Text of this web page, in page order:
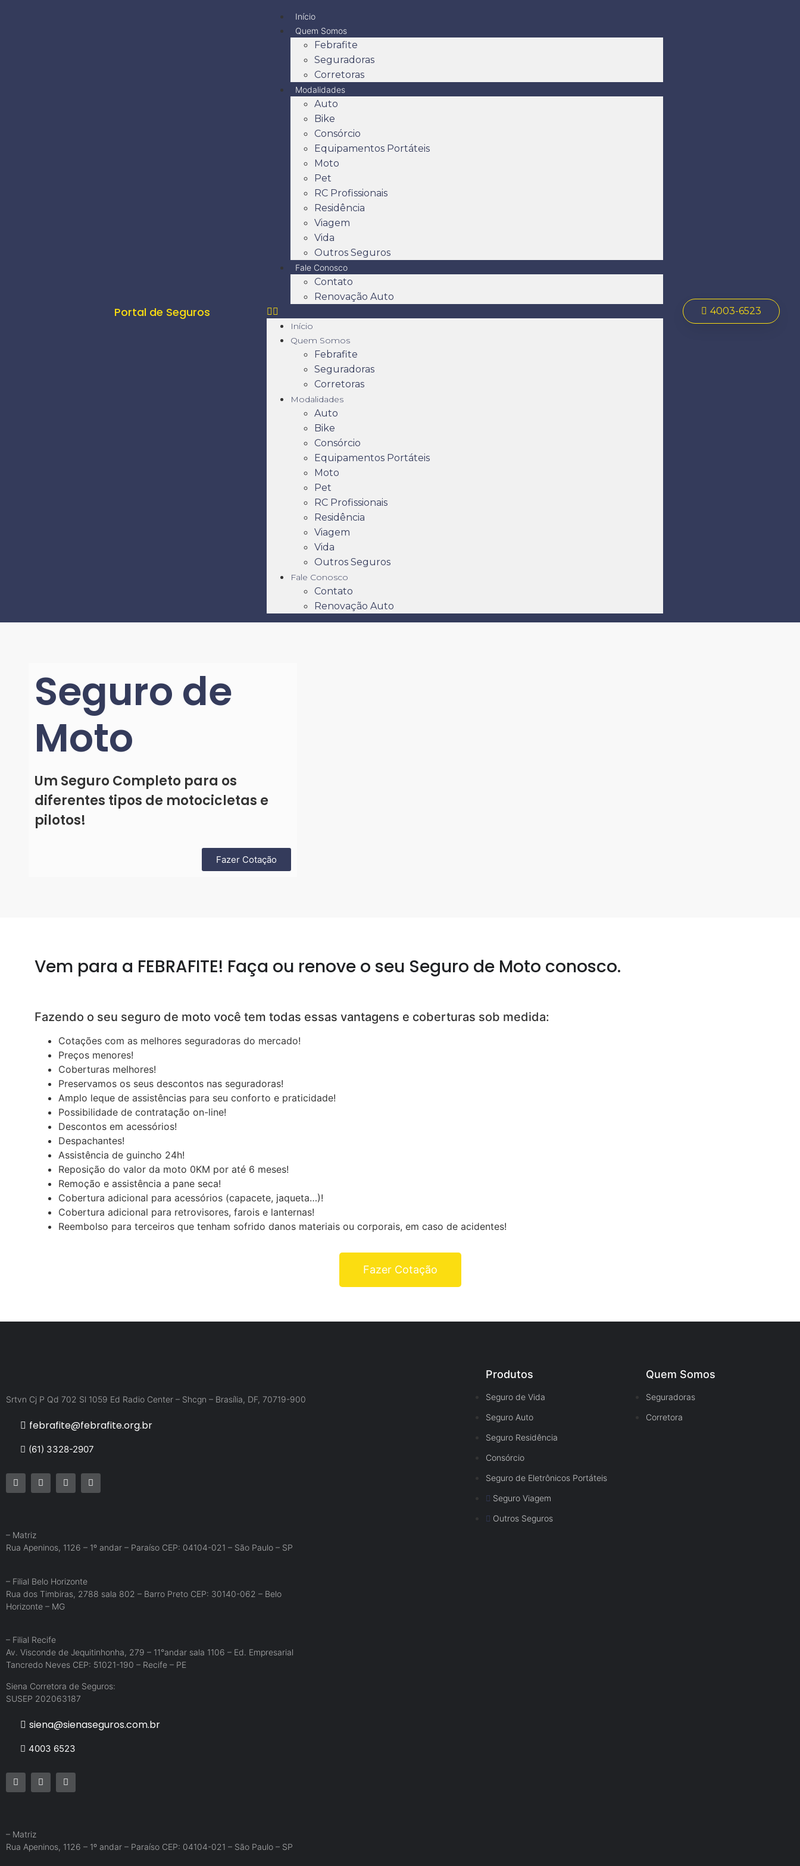
Portal de Seguros
Início
Quem Somos
Febrafite
Seguradoras
Corretoras
Modalidades
Auto
Bike
Consórcio
Equipamentos Portáteis
Moto
Pet
RC Profissionais
Residência
Viagem
Vida
Outros Seguros
Fale Conosco
Contato
Renovação Auto
Início
Quem Somos
Febrafite
Seguradoras
Corretoras
Modalidades
Auto
Bike
Consórcio
Equipamentos Portáteis
Moto
Pet
RC Profissionais
Residência
Viagem
Vida
Outros Seguros
Fale Conosco
Contato
Renovação Auto
4003-6523
Seguro de
Moto
Um Seguro Completo para os
diferentes tipos de motocicletas e
pilotos!
Fazer Cotação
Vem para a FEBRAFITE! Faça ou renove o seu Seguro de Moto conosco.
Fazendo o seu seguro de moto você tem todas essas vantagens e coberturas sob medida:
Cotações com as melhores seguradoras do mercado!
Preços menores!
Coberturas melhores!
Preservamos os seus descontos nas seguradoras!
Amplo leque de assistências para seu conforto e praticidade!
Possibilidade de contratação on-line!
Descontos em acessórios!
Despachantes!
Assistência de guincho 24h!
Reposição do valor da moto 0KM por até 6 meses!
Remoção e assistência a pane seca!
Cobertura adicional para acessórios (capacete, jaqueta…)!
Cobertura adicional para retrovisores, farois e lanternas!
Reembolso para terceiros que tenham sofrido danos materiais ou corporais, em caso de acidentes!
Fazer Cotação
Srtvn Cj P Qd 702 Sl 1059 Ed Radio Center – Shcgn – Brasília, DF, 70719-900
febrafite@febrafite.org.br
(61) 3328-2907
– Matriz
Rua Apeninos, 1126 – 1º andar – Paraíso CEP: 04104-021 – São Paulo – SP
– Filial Belo Horizonte
Rua dos Timbiras, 2788 sala 802 – Barro Preto CEP: 30140-062 – Belo
Horizonte – MG
– Filial Recife
Av. Visconde de Jequitinhonha, 279 – 11°andar sala 1106 – Ed. Empresarial
Tancredo Neves CEP: 51021-190 – Recife – PE
Siena Corretora de Seguros:
SUSEP 202063187
siena@sienaseguros.com.br
4003 6523
– Matriz
Rua Apeninos, 1126 – 1º andar – Paraíso CEP: 04104-021 – São Paulo – SP
Produtos
Seguro de Vida
Seguro Auto
Seguro Residência
Consórcio
Seguro de Eletrônicos Portáteis
Seguro Viagem
Outros Seguros
Quem Somos
Seguradoras
Corretora